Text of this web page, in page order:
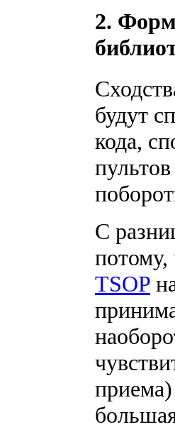
2.
будут
кода,
С
потому,
TSOP